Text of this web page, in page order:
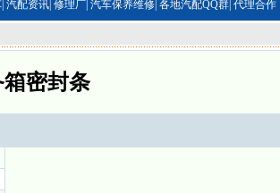
汽配资讯| 修理厂| 汽车保养维修| 各地汽配QQ群| 代理合作
密封条